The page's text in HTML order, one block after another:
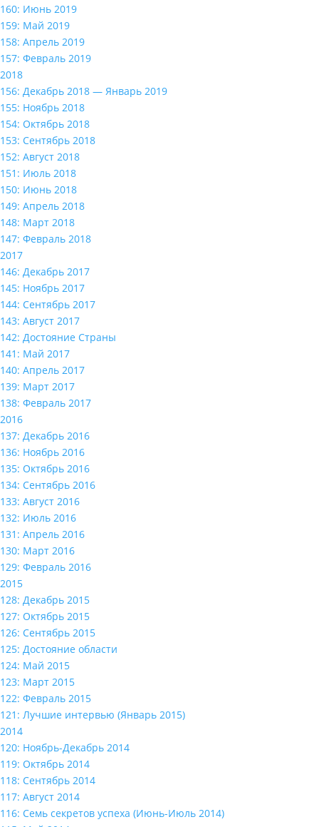
160: Июнь 2019
159: Май 2019
158: Апрель 2019
157: Февраль 2019
2018
156: Декабрь 2018 — Январь 2019
155: Ноябрь 2018
154: Октябрь 2018
153: Сентябрь 2018
152: Август 2018
151: Июль 2018
150: Июнь 2018
149: Апрель 2018
148: Март 2018
147: Февраль 2018
2017
146: Декабрь 2017
145: Ноябрь 2017
144: Сентябрь 2017
143: Август 2017
142: Достояние Страны
141: Май 2017
140: Апрель 2017
139: Март 2017
138: Февраль 2017
2016
137: Декабрь 2016
136: Ноябрь 2016
135: Октябрь 2016
134: Сентябрь 2016
133: Август 2016
132: Июль 2016
131: Апрель 2016
130: Март 2016
129: Февраль 2016
2015
128: Декабрь 2015
127: Октябрь 2015
126: Сентябрь 2015
125: Достояние области
124: Май 2015
123: Март 2015
122: Февраль 2015
121: Лучшие интервью (Январь 2015)
2014
120: Ноябрь-Декабрь 2014
119: Октябрь 2014
118: Сентябрь 2014
117: Август 2014
116: Семь секретов успеха (Июнь-Июль 2014)